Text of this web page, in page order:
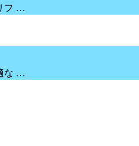
フ …
な …